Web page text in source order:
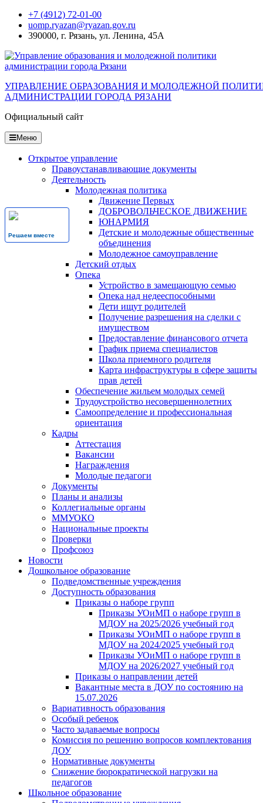
Перейти
содержанию
+7 (4912) 72-01-00
uomp.ryazan@ryazan.gov.ru
390000, г. Рязань, ул. Ленина, 45А
Решаем вместе
УПРАВЛЕНИЕ ОБРАЗОВАНИЯ И МОЛОДЕЖНОЙ
АДМИНИСТРАЦИИ ГОРОДА РЯЗАНИ
Официальный сайт
Меню
Открытое управление
Правоустанавливающие документы
Деятельность
Молодежная политика
Движение Первых
ДОБРОВОЛЬЧЕСКОЕ ДВИЖЕНИЕ
ЮНАРМИЯ
Детские и молодежные общественные
объединения
Молодежное самоуправление
Детский отдых
Опека
Устройство в замещающую семью
Опека над недееспособными
Дети ищут родителей
Получение разрешения на сделки с
имуществом
Предоставление финансового отчета
График приема специалистов
Школа приемного родителя
Карта инфраструктуры в сфере защиты
прав детей
Обеспечение жильем молодых семей
Трудоустройство несовершеннолетних
Самоопределение и профессиональная
ориентация
Кадры
Аттестация
Вакансии
Награждения
Молодые педагоги
Документы
Планы и анализы
Коллегиальные органы
ММУОКО
Национальные проекты
Проверки
Профсоюз
Новости
Дошкольное образование
Подведомственные учреждения
Доступность образования
Приказы о наборе групп
Приказы УОиМП о наборе групп в
МДОУ на 2025/2026 учебный год
Приказы УОиМП о наборе групп в
МДОУ на 2024/2025 учебный год
Приказы УОиМП о наборе групп в
МДОУ на 2026/2027 учебный год
Приказы о направлении детей
Вакантные места в ДОУ по состоянию на
15.07.2026
Вариативность образования
Особый ребенок
Часто задаваемые вопросы
Комиссия по решению вопросов комплектования
ДОУ
Нормативные документы
Снижение бюрократической нагрузки на
педагогов
Школьное образование